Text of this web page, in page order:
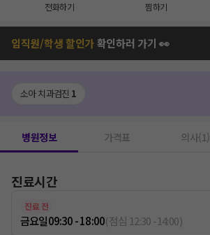
전화하기 찜하기
임직원/학생 할인가확인하러 가기 👀
소아 치과검진 1
병원정보 가격표 의사(1)
진료시간
진료 전
금요일09:30 - 18:00(점심 12:30-14:00)